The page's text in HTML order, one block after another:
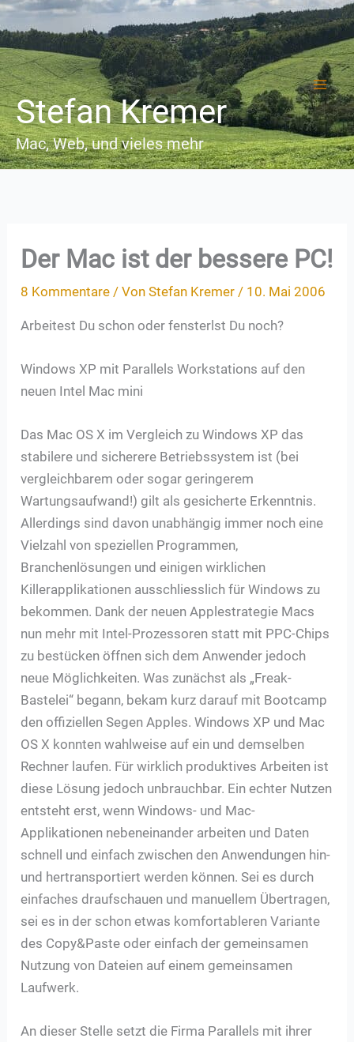
Zum
Inhalt
springen
Stefan Kremer
Mac, Web, und vieles mehr
Der Mac ist der bessere PC!
8 Kommentare / VonStefan Kremer / 10. Mai 2006
Arbeitest Du schon oder fensterlst Du noch?
Windows XP mit Parallels Workstations auf den
neuen Intel Mac mini
Das Mac OS X im Vergleich zu Windows XP das
stabilere und sicherere Betriebssystem ist (bei
vergleichbarem oder sogar geringerem
Wartungsaufwand!) gilt als gesicherte Erkenntnis.
Allerdings sind davon unabhängig immer noch eine
Vielzahl von speziellen Programmen,
Branchenlösungen und einigen wirklichen
Killerapplikationen ausschliesslich für Windows zu
bekommen. Dank der neuen Applestrategie Macs
nun mehr mit Intel-Prozessoren statt mit PPC-Chips
zu bestücken öffnen sich dem Anwender jedoch
neue Möglichkeiten. Was zunächst als „Freak-
Bastelei“ begann, bekam kurz darauf mit Bootcamp
den offiziellen Segen Apples. Windows XP und Mac
OS X konnten wahlweise auf ein und demselben
Rechner laufen. Für wirklich produktives Arbeiten ist
diese Lösung jedoch unbrauchbar. Ein echter Nutzen
entsteht erst, wenn Windows- und Mac-
Applikationen nebeneinander arbeiten und Daten
schnell und einfach zwischen den Anwendungen hin-
und hertransportiert werden können. Sei es durch
einfaches draufschauen und manuellem Übertragen,
sei es in der schon etwas komfortableren Variante
des Copy&Paste oder einfach der gemeinsamen
Nutzung von Dateien auf einem gemeinsamen
Laufwerk.
An dieser Stelle setzt die Firma Parallels mit ihrer